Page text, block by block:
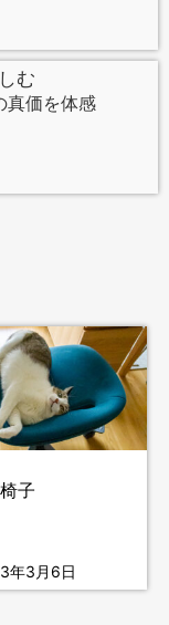
む
真価を体感
子
年3月6日